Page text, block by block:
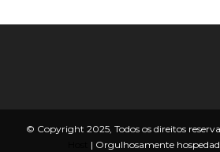
© Copyright 2025, Todos os direitos
| Orgulhosamente